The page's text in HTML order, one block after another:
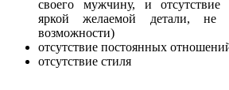
своего мужчину, и отсутствие
яркой желаемой детали, не
возможности)
отсутствие постоянных
отсутствие стиля